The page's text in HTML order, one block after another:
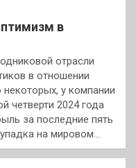
в
отрасли
в отношении
у компании
четверти 2024 года
за последние пять
на мировом…